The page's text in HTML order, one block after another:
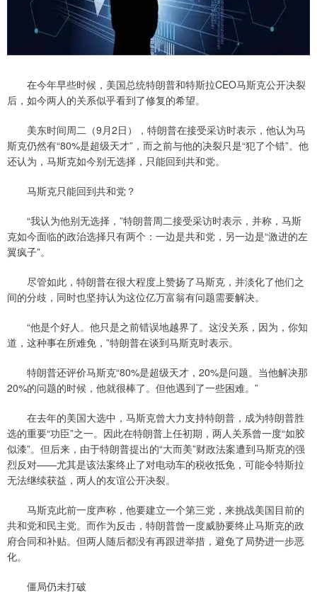
在今年早些时候，美国总统特朗普和特斯拉CEO马斯克公开决裂
后，如今两人的关系似乎看到了修复的希望。
美东时间周二（9月2日），特朗普在接受采访时表示，他认为马
斯克仍然有“80%是超级天才”，而之前与他的决裂只是“犯了个错”。他
还认为，马斯克如今别无选择，只能回到共和党。
马斯克只能回到共和党？
“我认为他别无选择，”特朗普周二接受采访时表示，并称，马斯
克如今面临的政治选择只有两个：一边是共和党，另一边是“激进的左
翼疯子”。
尽管如此，特朗普在很大程度上赞扬了马斯克，并淡化了他们之
间的分歧，同时也坚持认为这位亿万富翁有问题需要解决。
“他是个好人。他只是之前错误地越界了。这没关系，因为，你知
道，这种事在所难免，”特朗普在谈到马斯克时表示。
特朗普还评价马斯克“80%是超级天才，20%是问题。当他解决那
20%的问题的时候，他就很棒了。但他遇到了一些困难。”
在去年的美国大选中，马斯克曾大力支持特朗普，成为特朗普胜
选的重要“功臣”之一。因此在特朗普上任初期，两人关系曾一度“如胶
似漆”。但后来，由于特朗普提出的“大而美”财政法案遭到马斯克的强
烈反对——尤其是该法案终止了对电动车的税收抵免，可能令特斯拉
无法继续获益，两人的友谊公开决裂。
马斯克此前一度声称，他要建立一个第三党，来挑战美国目前的
共和党和民主党。而作为反击，特朗普曾一度威胁要终止马斯克的政
府合同和补贴。但两人随后都没有再跟进举措，避免了局势进一步恶
化。
僵局仍未打破